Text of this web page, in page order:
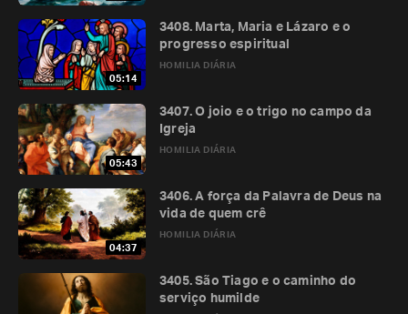
05:14
HOMILIA DIÁRIA
3408. Marta, Maria e Lázaro e o
progresso espiritual
05:43
HOMILIA DIÁRIA
3407. O joio e o trigo no campo da
Igreja
04:37
HOMILIA DIÁRIA
3406. A força da Palavra de Deus na
vida de quem crê
3405. São Tiago e o caminho do
serviço humilde